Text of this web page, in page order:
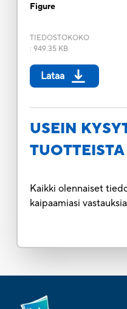
Figure
TIEDOSTOKOKO
: 949.35 KB
Lataa
USEIN
TUOTTEISTA
Kaikki olennaiset
kaipaamiasi